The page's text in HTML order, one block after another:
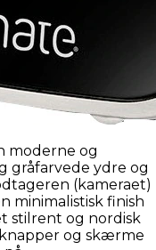
moderne og
gråfarvede ydre og
(kameraet)
minimalistisk finish
stilrent og nordisk
og skærme